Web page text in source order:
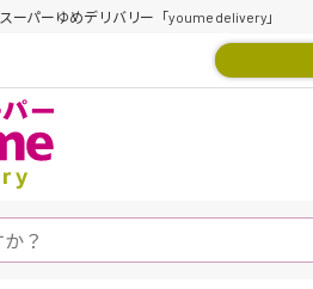
ーパーゆめデリバリー「youme delivery」